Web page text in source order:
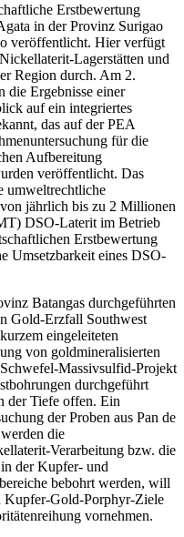
Erstbewertung
in der Provinz Surigao
veröffentlicht. Hier verfügt
Lagerstätten und
Region durch. Am 2.
die Ergebnisse einer
auf ein integriertes
das auf der PEA
für die
Aufbereitung
veröffentlicht. Das
umweltrechtliche
jährlich bis zu 2 Millionen
DSO-Laterit im Betrieb
Erstbewertung
Umsetzbarkeit eines DSO-
Batangas durchgeführten
Gold-Erzfall Southwest
eingeleiteten
von goldmineralisierten
Massivsulfid-Projekt
durchgeführt
der Tiefe offen. Ein
der Proben aus Pan de
die
Verarbeitung bzw. die
der Kupfer- und
bebohrt werden, will
Kupfer-Gold-Porphyr-Ziele
vornehmen.